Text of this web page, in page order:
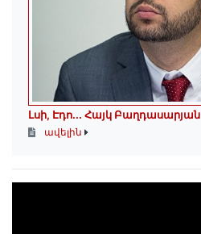
Լսի, Էդո․․․ Հայկ Բաղդասարյան
ավելին